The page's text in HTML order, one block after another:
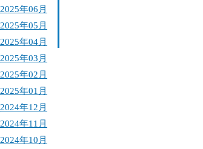
2025年06月
2025年05月
2025年04月
2025年03月
2025年02月
2025年01月
2024年12月
2024年11月
2024年10月